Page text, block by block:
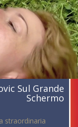
Sul Grande
Schermo
straordinaria